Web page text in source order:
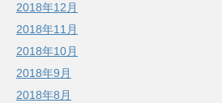
2018年12月
2018年11月
2018年10月
2018年9月
2018年8月